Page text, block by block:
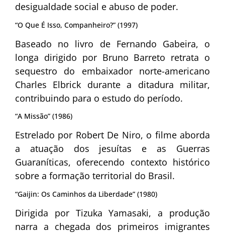
desigualdade social e abuso de poder.
“O Que É Isso, Companheiro?” (1997)
Baseado no livro de Fernando Gabeira, o
longa dirigido por Bruno Barreto retrata o
sequestro do embaixador norte-americano
Charles Elbrick durante a ditadura militar,
contribuindo para o estudo do período.
“A Missão” (1986)
Estrelado por Robert De Niro, o filme aborda
a atuação dos jesuítas e as Guerras
Guaraníticas, oferecendo contexto histórico
sobre a formação territorial do Brasil.
“Gaijin: Os Caminhos da Liberdade” (1980)
Dirigida por Tizuka Yamasaki, a produção
narra a chegada dos primeiros imigrantes